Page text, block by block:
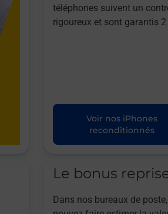
téléphones suivent un
rigoureux et sont garantis 2
Voir nos iPhones
reconditionnés
Le bonus
Dans nos bureaux de